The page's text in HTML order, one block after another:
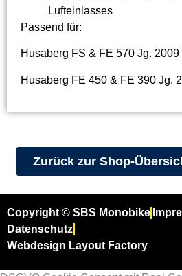
Lufteinlasses
Passend für:
Husaberg FS & FE 570 Jg. 2009
Husaberg FE 450 & FE 390 Jg.
Zurück zur Shop-
Copyright © SBS Monobike
Datenschutz
Webdesign Layout Factory